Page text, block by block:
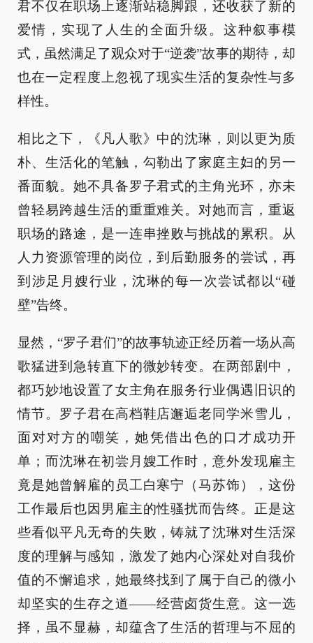
君不仅在职场上逐渐站稳脚跟，还收获了新的
爱情，实现了人生的全面升级。这种叙事模
式，虽然满足了观众对于“逆袭”故事的期待，却
也在一定程度上忽视了现实生活的复杂性与多
样性。
相比之下，《凡人歌》中的沈琳，则以更为质
朴、生活化的笔触，勾勒出了家庭主妇的另一
番面貌。她不具备罗子君式的主角光环，亦未
曾轻易跨越生活的重重难关。对她而言，重返
职场的路途，是一连串挫败与挑战的累积。从
人力资源管理的岗位，到后勤服务的尝试，再
到涉足月嫂行业，沈琳的每一次尝试都以“碰
壁”告终。
显然，“罗子君们”的故事轨迹正经历着一场从高
歌猛进到急转直下的微妙转变。在两部剧中，
都巧妙地设置了女主角在服务行业偶遇旧识的
情节。罗子君在高档鞋店邂逅老同学米雪儿，
面对对方的嘲笑，她凭借出色的口才成功开
单；而沈琳在初尝月嫂工作时，意外发现雇主
竟是她曾解雇的员工白寒宁（马苏饰），这份
工作最后也因男雇主的性骚扰而告终。正是这
些看似平凡无奇的失败，铸就了沈琳对生活深
度的理解与感知，激发了她内心深处对自我价
值的不懈追求，她最终找到了属于自己的微小
却坚实的生存之道——经营卤货生意。这一选
择，虽不显赫，却蕴含了生活的哲理与不屈的